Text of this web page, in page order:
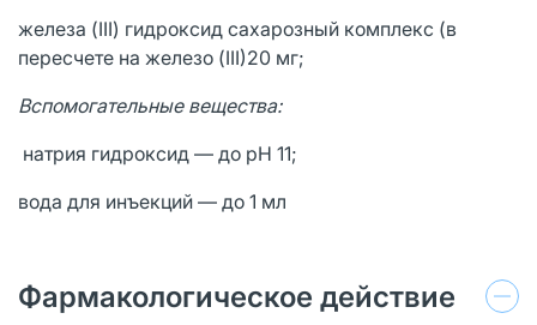
железа (III) гидроксид сахарозный комплекс (в
пересчете на железо (III)20 мг;
Вспомогательные вещества:
натрия гидроксид — до pH 11;
вода для инъекций — до 1 мл
Фармакологическое действие